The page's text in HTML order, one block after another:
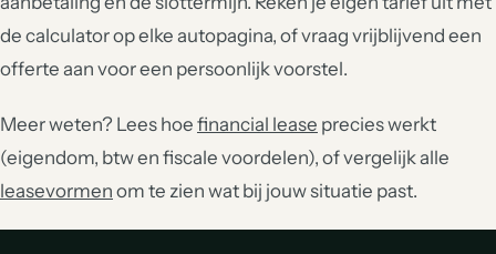
de calculator op elke autopagina, of vraag vrijblijvend een
offerte aan voor een persoonlijk voorstel.
Meer weten? Lees hoe financial lease precies werkt
(eigendom, btw en fiscale voordelen), of vergelijk alle
leasevormen om te zien wat bij jouw situatie past.